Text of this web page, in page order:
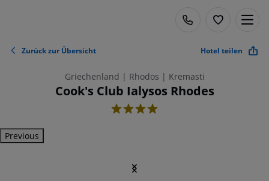
Zurück zur Übersicht Hotel teilen
Griechenland | Rhodos | Kremasti
Cook's Club Ialysos Rhodes
4
Previous